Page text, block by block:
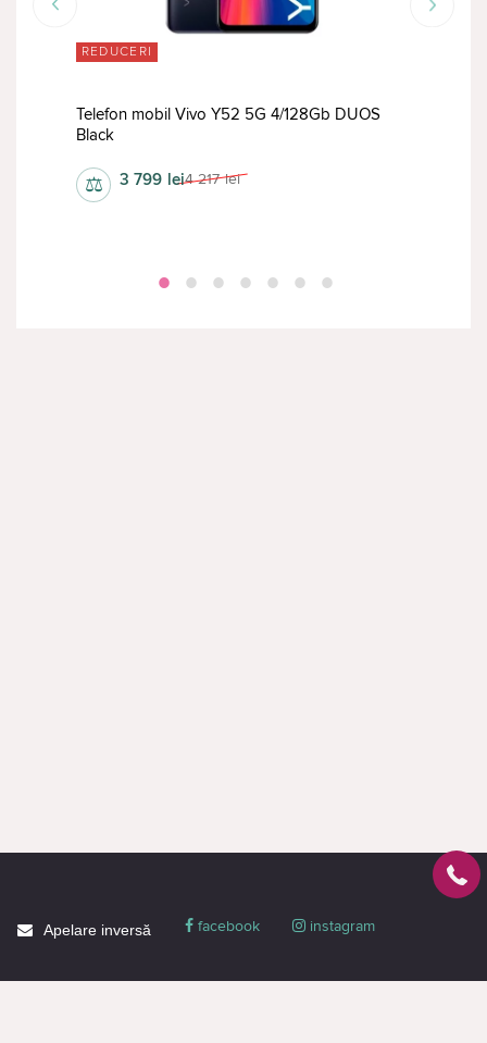
REDUCERI
Telefon mobil Vivo Y52 5G 4/128Gb DUOS
Black
4 217 lei
3 799 lei
⚖
Apelare inversă facebook instagram